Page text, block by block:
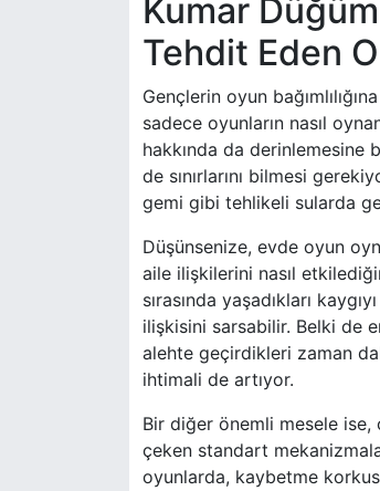
Kumar
Tehdit Eden
Gençlerin oyun
sadece oyunların nasıl
hakkında da derinlemesine
de sınırlarını bilmesi
gemi gibi tehlikeli sularda
Düşünsenize, evde oyun
aile ilişkilerini nasıl
sırasında yaşadıkları
ilişkisini sarsabilir. Belki de
alehte geçirdikleri zaman
ihtimali de artıyor.
Bir diğer önemli mesele ise,
çeken standart
oyunlarda, kaybetme